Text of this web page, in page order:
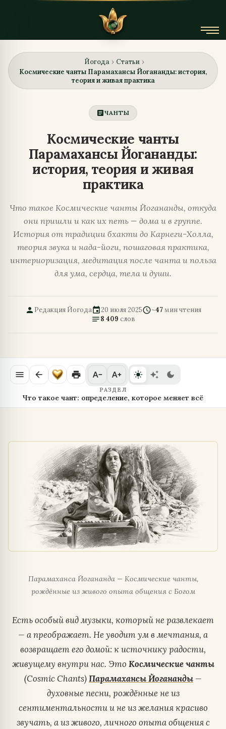
Йогода › Статьи ›
Космические чанты Парамахансы Йогананды: история,
теория и живая практика
articleЧАНТЫ
Космические чанты
Парамахансы Йогананды:
история, теория и живая
практика
Что такое Космические чанты Йогананды, откуда
они пришли и как их петь — дома и в группе.
История от традиции бхакти до Карнеги-Холла,
теория звука и нада-йоги, пошаговая практика,
интериоризация, медитация после чанта и польза
для ума, сердца, тела и души.
person Редакция Йогодаevent20 июля 2025schedule~47мин чтения
notes8 409 слов
menu arrow_back
РАЗДЕЛ
Что такое чант: определение, которое меняет всё
print text_decrease text_increase light_mode auto_awesome dark_mode
Парамаханса Йогананда — Космические чанты,
рождённые из живого опыта общения с Богом
Есть особый вид музыки, который не развлекает
— а преображает. Не уводит ум в мечтания, а
возвращает его домой: к источнику радости,
живущему внутри нас. Это Космические чанты
(Cosmic Chants)Парамахансы Йогананды —
духовные песни, рождённые не из
сентиментальности и не из желания красиво
звучать, а из живого, личного опыта общения с